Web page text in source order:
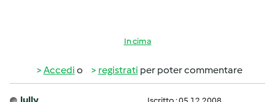
In cima
Accedi o registrati per poter commentare